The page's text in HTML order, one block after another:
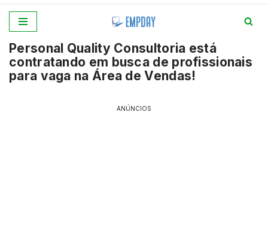
para
o
conteúdo
Personal Quality Consultoria está
contratando em busca de profissionais
para vaga na Área de Vendas!
ANÚNCIOS